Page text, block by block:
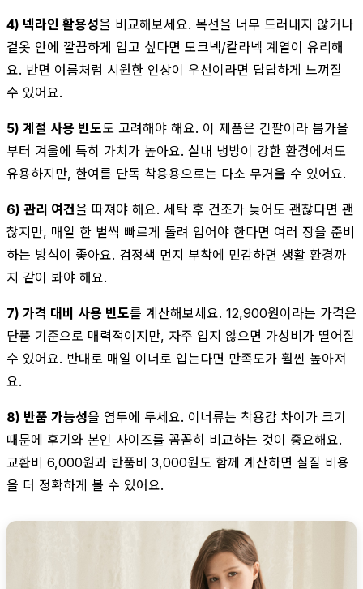
4) 넥라인 활용성을 비교해보세요. 목선을 너무 드러내지 않거나
겉옷 안에 깔끔하게 입고 싶다면 모크넥/칼라넥 계열이 유리해
요. 반면 여름처럼 시원한 인상이 우선이라면 답답하게 느껴질
수 있어요.
5) 계절 사용 빈도도 고려해야 해요. 이 제품은 긴팔이라 봄가을
부터 겨울에 특히 가치가 높아요. 실내 냉방이 강한 환경에서도
유용하지만, 한여름 단독 착용용으로는 다소 무거울 수 있어요.
6) 관리 여건을 따져야 해요. 세탁 후 건조가 늦어도 괜찮다면 괜
찮지만, 매일 한 벌씩 빠르게 돌려 입어야 한다면 여러 장을 준비
하는 방식이 좋아요. 검정색 먼지 부착에 민감하면 생활 환경까
지 같이 봐야 해요.
7) 가격 대비 사용 빈도를 계산해보세요. 12,900원이라는 가격은
단품 기준으로 매력적이지만, 자주 입지 않으면 가성비가 떨어질
수 있어요. 반대로 매일 이너로 입는다면 만족도가 훨씬 높아져
요.
8) 반품 가능성을 염두에 두세요. 이너류는 착용감 차이가 크기
때문에 후기와 본인 사이즈를 꼼꼼히 비교하는 것이 중요해요.
교환비 6,000원과 반품비 3,000원도 함께 계산하면 실질 비용
을 더 정확하게 볼 수 있어요.